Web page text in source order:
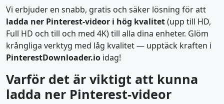
Vi erbjuder en snabb, gratis och säker lösning för att
ladda ner Pinterest-videor i hög kvalitet(upp till HD,
Full HD och till och med 4K) till alla dina enheter. Glöm
krångliga verktyg med låg kvalitet — upptäck kraften i
PinterestDownloader.io idag!
Varför det är viktigt att kunna
ladda ner Pinterest-videor